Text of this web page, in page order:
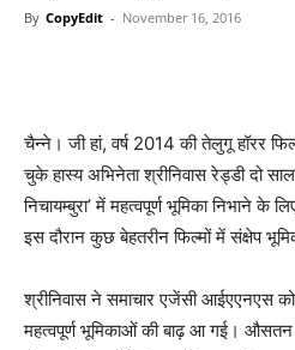
By CopyEdit - November 16, 2016
चैन्‍ने। जी हां, वर्ष 2014 की तेलुगू हॉरर
चुके हास्य अभिनेता श्रीनिवास रेड्डी दो
निचायम्बुरा’ में महत्वपूर्ण भूमिका निभाने के
इस दौरान कुछ बेहतरीन फिल्‍मों में संक्षेप
श्रीनिवास ने समाचार एजेंसी आईएएनएस को
महत्वपूर्ण भूमिकाओं की बाढ़ आ गई। औसतन